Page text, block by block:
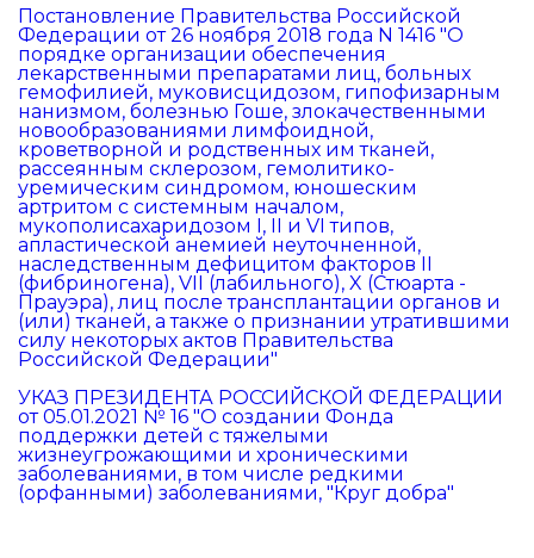
Постановление Правительства Российской
Федерации от 26 ноября 2018 года N 1416 "О
порядке организации обеспечения
лекарственными препаратами лиц, больных
гемофилией, муковисцидозом, гипофизарным
нанизмом, болезнью Гоше, злокачественными
новообразованиями лимфоидной,
кроветворной и родственных им тканей,
рассеянным склерозом, гемолитико-
уремическим синдромом, юношеским
артритом с системным началом,
мукополисахаридозом I, II и VI типов,
апластической анемией неуточненной,
наследственным дефицитом факторов II
(фибриногена), VII (лабильного), X (Стюарта -
Прауэра), лиц после трансплантации органов и
(или) тканей, а также о признании утратившими
силу некоторых актов Правительства
Российской Федерации"
УКАЗ ПРЕЗИДЕНТА РОССИЙСКОЙ ФЕДЕРАЦИИ
от 05.01.2021 № 16 "О создании Фонда
поддержки детей с тяжелыми
жизнеугрожающими и хроническими
заболеваниями, в том числе редкими
(орфанными) заболеваниями, "Круг добра"